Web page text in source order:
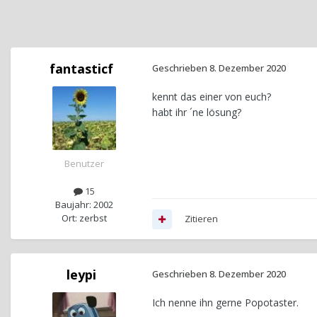
fantasticf
Benutzer
15
Baujahr: 2002
Ort: zerbst
Geschrieben 8. Dezember 2020
kennt das einer von euch?
habt ihr ´ne lösung?
Zitieren
leypi Geschrieben 8. Dezember 2020
Ich nenne ihn gerne Popotaster.